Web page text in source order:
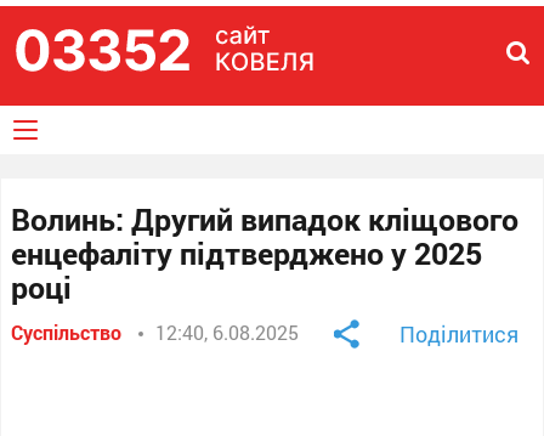
Волинь: Другий випадок кліщового
енцефаліту підтверджено у 2025
році
Суспільство 12:40, 6.08.2025 Поділитися